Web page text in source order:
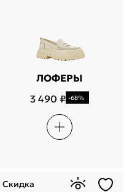
ЛОФЕРЫ
3 490 ₽ -68%
Скидка